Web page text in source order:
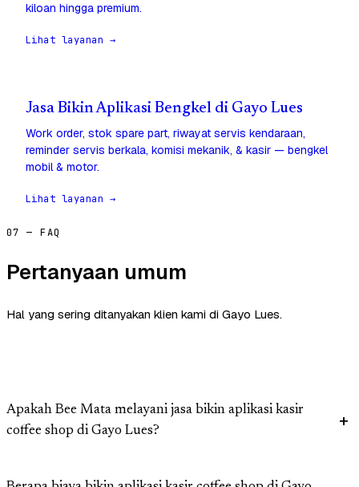
kiloan hingga premium.
Lihat layanan →
Jasa Bikin Aplikasi Bengkel di Gayo Lues
Work order, stok spare part, riwayat servis kendaraan,
reminder servis berkala, komisi mekanik, & kasir — bengkel
mobil & motor.
Lihat layanan →
07 — FAQ
Pertanyaan umum
Hal yang sering ditanyakan klien kami di Gayo Lues.
Apakah Bee Mata melayani jasa bikin aplikasi kasir
coffee shop di Gayo Lues?